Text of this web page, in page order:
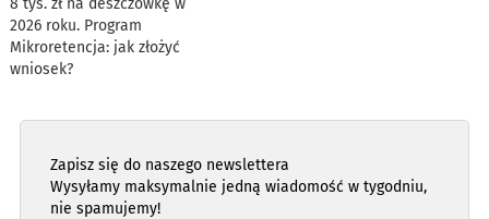
8 tys. zł na deszczówkę w
2026 roku. Program
Mikroretencja: jak złożyć
wniosek?
Zapisz się do naszego newslettera
Wysyłamy maksymalnie jedną wiadomość w tygodniu,
nie spamujemy!